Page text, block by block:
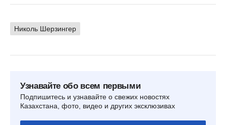
Николь Шерзингер
Узнавайте обо всем первыми
Подпишитесь и узнавайте о свежих новостях
Казахстана, фото, видео и других эксклюзивах